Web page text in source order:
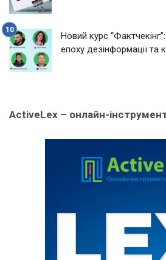
Новий курс
епоху дезінформації та
ActiveLex – онлайн-